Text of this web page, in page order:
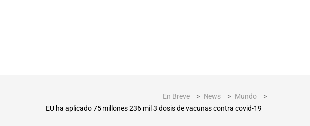
En Breve > News > Mundo
>
EU ha aplicado 75 millones 236 mil 3 dosis de vacunas contra covid-19